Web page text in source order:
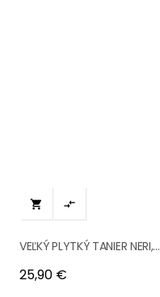
 
VEĽKÝ PLYTKÝ TANIER NERI,...
Cena
25,90 €